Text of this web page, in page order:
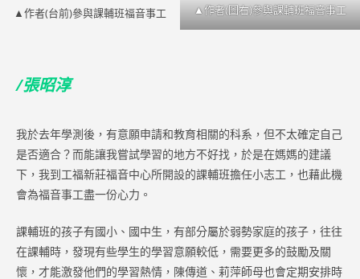
▲作者(台前)參與課輔班福音事工 ▲作者(圖右)參與課輔班福音事工
/張昭淳
我於去年學測後，有意願申請和教育相關的科系，但不太確定自己
是否適合？而能讓我嘗試學習的地方不好找，於是在媽媽的建議
下，我到工福新莊福音中心所開設的課輔班擔任小志工，也藉此機
會為福音事工盡一份心力。
課輔班的孩子有國小、國中生，有部分屬於弱勢家庭的孩子，往往
在課輔時，發現有些學生的學習意願較低，需要更多的鼓勵及關
懷，才能激發他們的學習熱情，陳傳道、莉萍師母也會定期安排時